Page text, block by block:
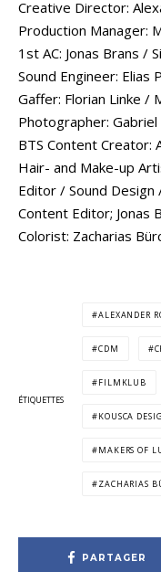
Creative Director:
Production Manager:
1st AC: Jonas Brans /
Sound Engineer: Elias
Gaffer: Florian Linke /
Photographer:
BTS Content Creator:
Hair- and Make-up
Editor / Sound Design
Content Editor; Jonas
Colorist: Zacharias
ÉTIQUETTES
ALEXANDER
CDM
FILMKLUB
KOUSCA
MAKERS OF
ZACHARIAS
PARTAGER